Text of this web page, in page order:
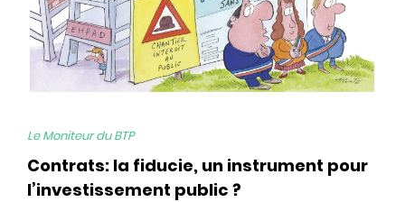
Le Moniteur du BTP
Contrats: la fiducie, un instrument pour
l’investissement public ?